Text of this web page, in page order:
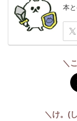
本
＼
＼け。(